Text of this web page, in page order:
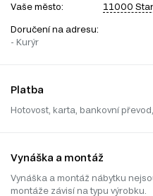
Vaše město: 11000
Doručení na adresu:
- Kurýr
Platba
Hotovost, karta, bankovní
Vynáška a montáž
Vynáška a montáž nábytku
montáže závisí na typu výrobku.